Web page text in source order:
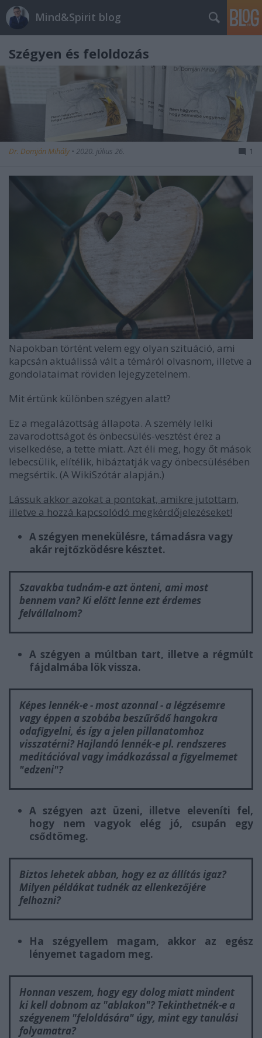
Mind&Spirit blog
Szégyen és feloldozás
Dr. Domján Mihály • 2020. július 26. 1
Napokban történt velem egy olyan szituáció, ami
kapcsán aktuálissá vált a témáról olvasnom, illetve a
gondolataimat röviden lejegyzetelnem.
Mit értünk különben szégyen alatt?
Ez a megalázottság állapota. A személy lelki
zavarodottságot és önbecsülés-vesztést érez a
viselkedése, a tette miatt. Azt éli meg, hogy őt mások
lebecsülik, elítélik, hibáztatják vagy önbecsülésében
megsértik. (A WikiSzótár alapján.)
Lássuk akkor azokat a pontokat, amikre jutottam,
illetve a hozzá kapcsolódó megkérdőjelezéseket!
A szégyen menekülésre, támadásra vagy
akár rejtőzködésre késztet.
Szavakba tudnám-e azt önteni, ami most
bennem van? Ki előtt lenne ezt érdemes
felvállalnom?
A szégyen a múltban tart, illetve a régmúlt
fájdalmába lök vissza.
Képes lennék-e - most azonnal - a légzésemre
vagy éppen a szobába beszűrődő hangokra
odafigyelni, és így a jelen pillanatomhoz
visszatérni? Hajlandó lennék-e pl. rendszeres
meditációval vagy imádkozással a figyelmemet
"edzeni"?
A szégyen azt üzeni, illetve eleveníti fel,
hogy nem vagyok elég jó, csupán egy
csődtömeg.
Biztos lehetek abban, hogy ez az állítás igaz?
Milyen példákat tudnék az ellenkezőjére
felhozni?
Ha szégyellem magam, akkor az egész
lényemet tagadom meg.
Honnan veszem, hogy egy dolog miatt mindent
ki kell dobnom az "ablakon"? Tekinthetnék-e a
szégyenem "feloldására" úgy, mint egy tanulási
folyamatra?